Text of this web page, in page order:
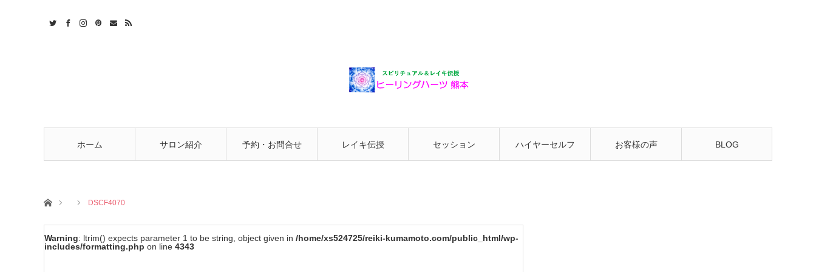
ホーム サロン紹介 予約・お問合せ レイキ伝授 セッション ハイヤーセルフ お客様の声 BLOG
ホーム DSCF4070
Warning: ltrim() expects parameter 1 to be string, object given in /home/xs524725/reiki-kumamoto.com/public_html/wp-
includes/formatting.php on line 4343